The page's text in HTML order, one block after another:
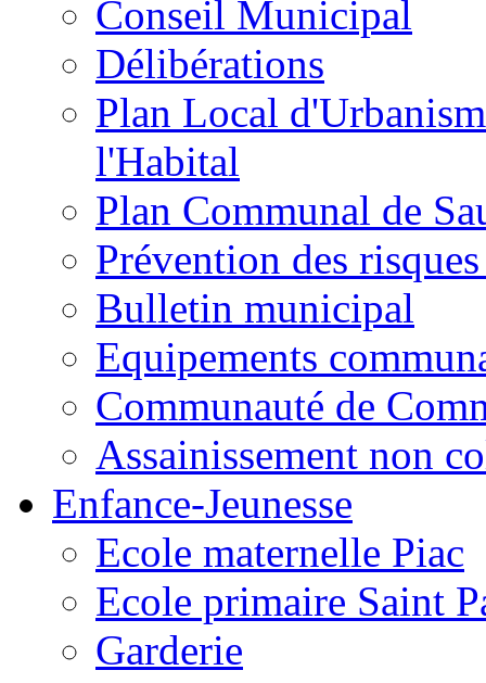
Conseil Municipal
Délibérations
Plan Local
l'Habital
Plan Communal de
Prévention des
Bulletin municipal
Equipements
Communauté de
Assainissement non
Enfance-Jeunesse
Ecole maternelle Piac
Ecole primaire Saint
Garderie